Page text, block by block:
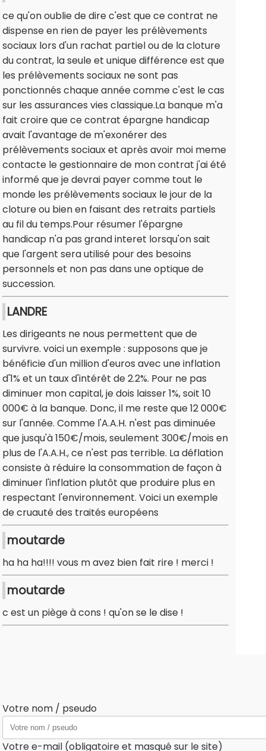
ce qu'on oublie de dire c'est que ce contrat ne
dispense en rien de payer les prélèvements
sociaux lors d'un rachat partiel ou de la cloture
du contrat, la seule et unique différence est que
les prélèvements sociaux ne sont pas
ponctionnés chaque année comme c'est le cas
sur les assurances vies classique.La banque m'a
fait croire que ce contrat épargne handicap
avait l'avantage de m'exonérer des
prélèvements sociaux et après avoir moi meme
contacte le gestionnaire de mon contrat j'ai été
informé que je devrai payer comme tout le
monde les prélèvements sociaux le jour de la
cloture ou bien en faisant des retraits partiels
au fil du temps.Pour résumer l'épargne
handicap n'a pas grand interet lorsqu'on sait
que l'argent sera utilisé pour des besoins
personnels et non pas dans une optique de
succession.
LANDRE
Les dirigeants ne nous permettent que de
survivre. voici un exemple : supposons que je
bénéficie d'un million d'euros avec une inflation
d'1% et un taux d'intérêt de 2.2%. Pour ne pas
diminuer mon capital, je dois laisser 1%, soit 10
000€ à la banque. Donc, il me reste que 12 000€
sur l'année. Comme l'A.A.H. n'est pas diminuée
que jusqu'à 150€/mois, seulement 300€/mois en
plus de l'A.A.H., ce n'est pas terrible. La déflation
consiste à réduire la consommation de façon à
diminuer l'inflation plutôt que produire plus en
respectant l'environnement. Voici un exemple
de cruauté des traités européens
moutarde
ha ha ha!!!! vous m avez bien fait rire ! merci !
moutarde
c est un piège à cons ! qu'on se le dise !
Votre nom / pseudo
Votre e-mail (obligatoire et masqué sur le site)